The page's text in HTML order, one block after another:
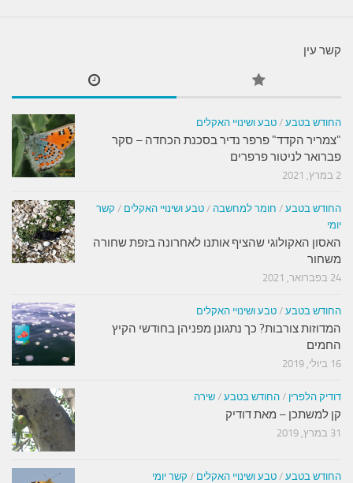
קשר עין
החודש בטבע / טבע ושינויי האקלים
"צמריר הקדד" פרפר נדיר בסכנת הכחדה – סקר
פברואר לניטור פרפרים
2 במרץ, 2021
החודש בטבע / חומר למחשבה / טבע ושינויי האקלים / קשר
יומי
האסון האקולוגי שהציף אותנו לאחרונה בזפת שחורה
משחור
24 בפברואר, 2021
החודש בטבע / טבע ושינויי האקלים
המדוזות צורבות? כך נתגונן מפניהן בחודשי הקיץ
החמים
16 ביולי, 2019
דודיק הלפרין / החודש בטבע / שירה
קן למשתכן – מאת דודיק
31 במרץ, 2019
החודש בטבע / טבע ושינויי האקלים / קשר יומי